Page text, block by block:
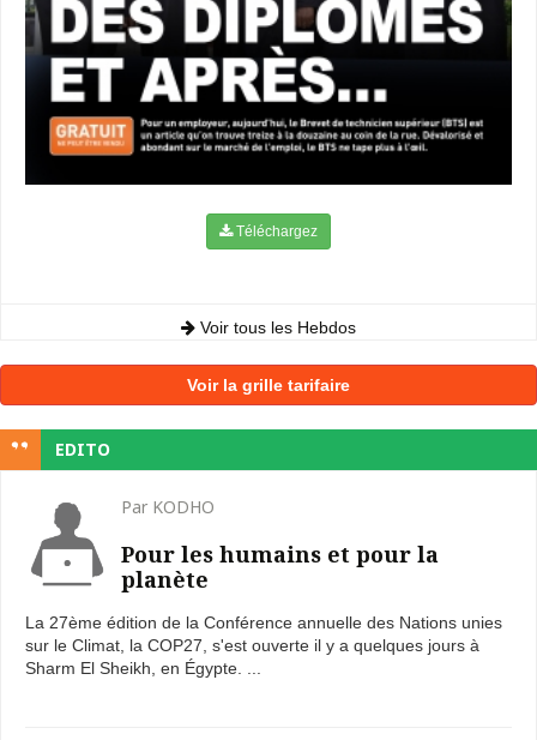
Téléchargez
Voir tous les Hebdos
Voir la grille tarifaire
EDITO
Par KODHO
Pour les humains et pour la
planète
La 27ème édition de la Conférence annuelle des Nations unies
sur le Climat, la COP27, s'est ouverte il y a quelques jours à
Sharm El Sheikh, en Égypte. ...